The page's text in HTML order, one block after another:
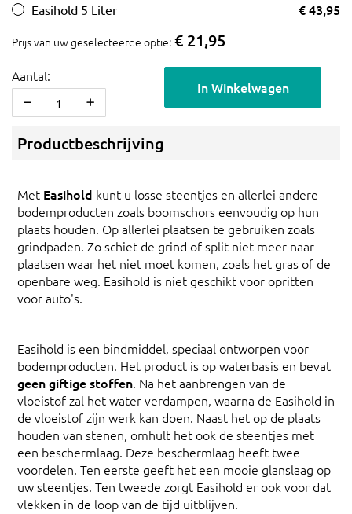
Easihold 5 Liter € 43,95
Prijs van uw geselecteerde optie: € 21,95
Aantal:
In Winkelwagen
Productbeschrijving
Met Easihold kunt u losse steentjes en allerlei andere
bodemproducten zoals boomschors eenvoudig op hun
plaats houden. Op allerlei plaatsen te gebruiken zoals
grindpaden. Zo schiet de grind of split niet meer naar
plaatsen waar het niet moet komen, zoals het gras of de
openbare weg. Easihold is niet geschikt voor opritten
voor auto's.
Easihold is een bindmiddel, speciaal ontworpen voor
bodemproducten. Het product is op waterbasis en bevat
geen giftige stoffen. Na het aanbrengen van de
vloeistof zal het water verdampen, waarna de Easihold in
de vloeistof zijn werk kan doen. Naast het op de plaats
houden van stenen, omhult het ook de steentjes met
een beschermlaag. Deze beschermlaag heeft twee
voordelen. Ten eerste geeft het een mooie glanslaag op
uw steentjes. Ten tweede zorgt Easihold er ook voor dat
vlekken in de loop van de tijd uitblijven.